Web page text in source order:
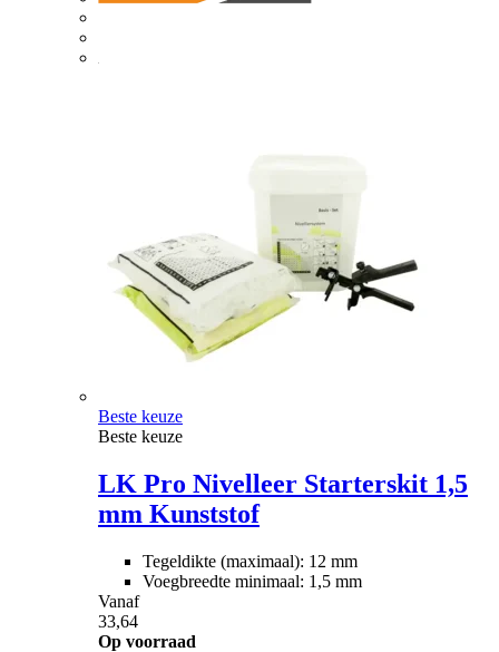
Beste keuze
Beste keuze
LK Pro Nivelleer Starterskit 1,5
mm Kunststof
Tegeldikte (maximaal): 12 mm
Voegbreedte minimaal: 1,5 mm
Vanaf
33,64
Op voorraad